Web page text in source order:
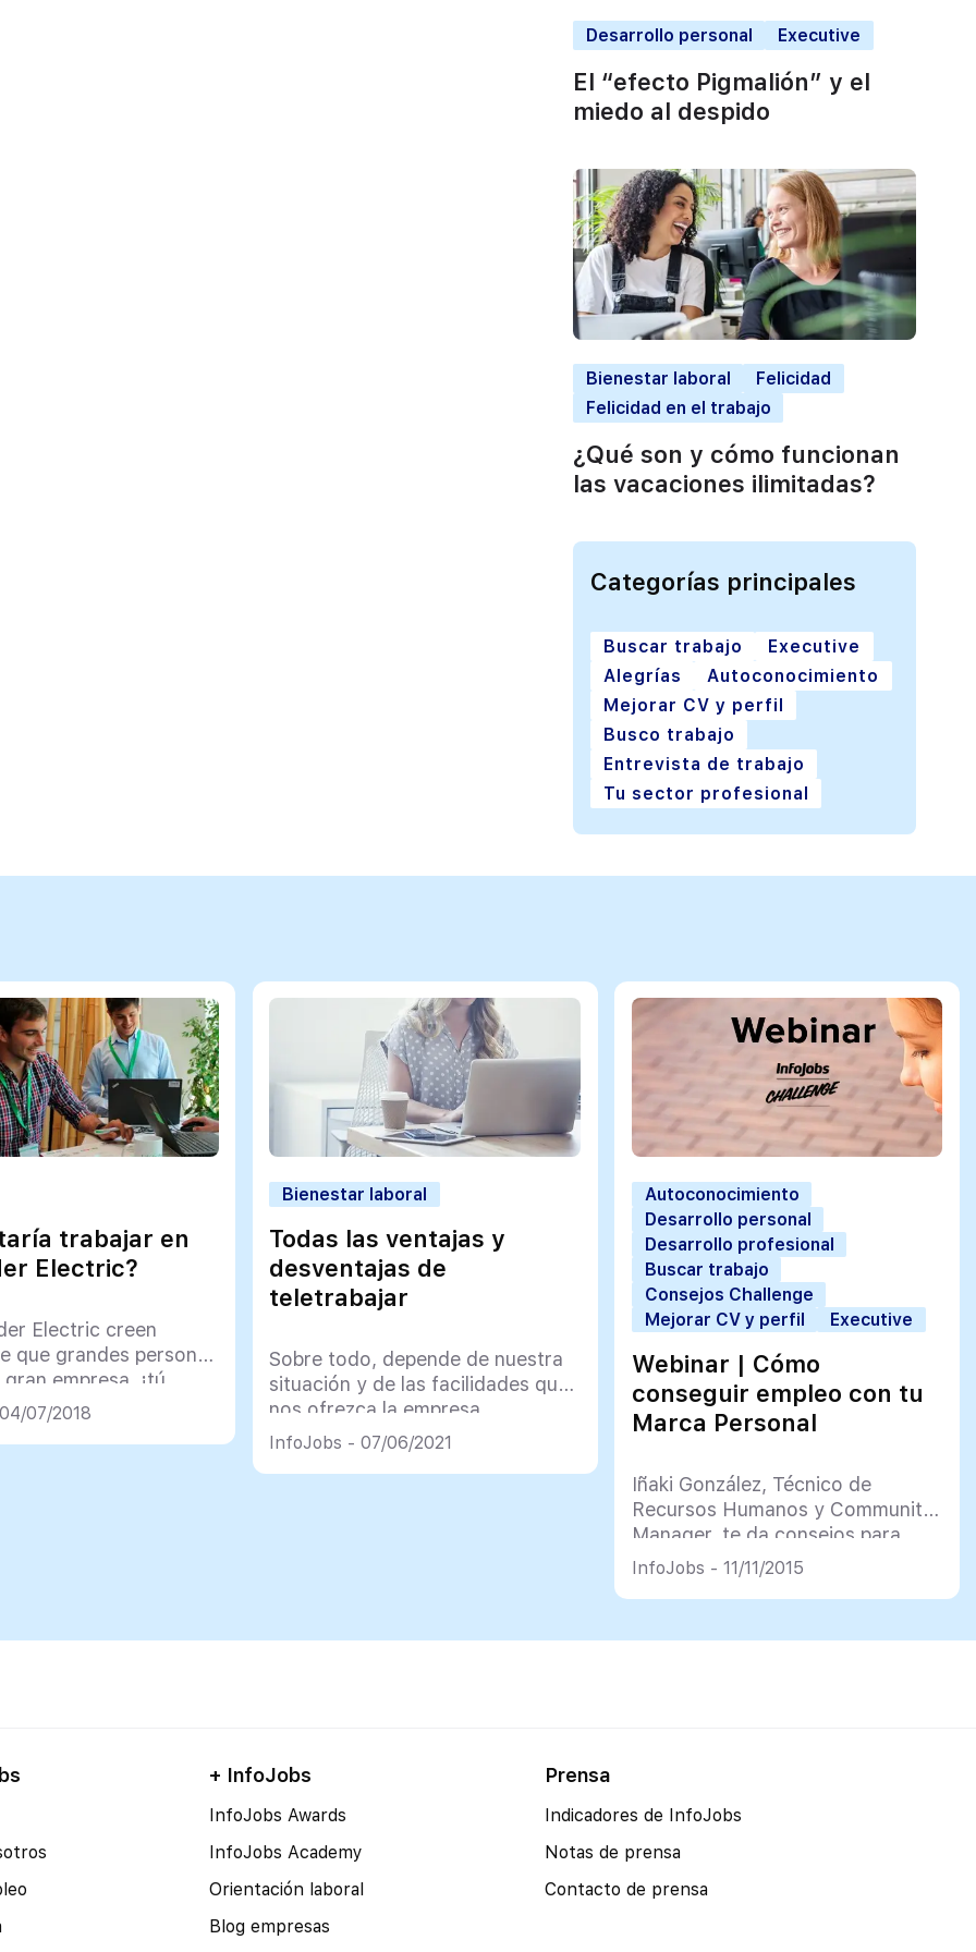
Desarrollo personal Executive
El “efecto Pigmalión” y el
miedo al despido
Bienestar laboral
Felicidad
Felicidad en el trabajo
¿Qué son y cómo funcionan
las vacaciones ilimitadas?
Categorías principales
Buscar trabajo
Executive
Alegrías
Autoconocimiento
Mejorar CV y perfil
Busco trabajo
Entrevista de trabajo
Tu sector profesional
trabajar en
Electric?
Electric creen
que grandes personas
empresa, ¡tú
una de ellas!
07/2018
Bienestar laboral
Todas las ventajas y
desventajas de
teletrabajar
Sobre todo, depende de nuestra
situación y de las facilidades que
nos ofrezca la empresa
InfoJobs - 07/06/2021
Autoconocimiento
Desarrollo personal
Desarrollo profesional
Buscar trabajo
Consejos Challenge
Mejorar CV y perfil
Executive
Webinar | Cómo
conseguir empleo con tu
Marca Personal
Iñaki González, Técnico de
Recursos Humanos y Community
Manager, te da consejos para
potenciar tus cualidades
profesionales con el objetivo de
InfoJobs - 11/11/2015
+ InfoJobs
InfoJobs Awards
InfoJobs Academy
Orientación laboral
Blog empresas
Prensa
Indicadores de InfoJobs
Notas de prensa
Contacto de prensa